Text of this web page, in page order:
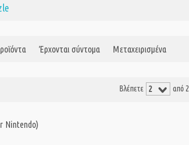
Έρχονται σύντομα Μεταχειρισμένα
Βλέπετε από 2
Nintendo)